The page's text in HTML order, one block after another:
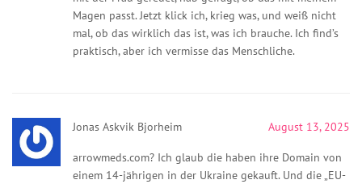
Magen passt. Jetzt klick ich, krieg was, und weiß nicht
mal, ob das wirklich das ist, was ich brauche. Ich find’s
praktisch, aber ich vermisse das Menschliche.
Jonas Askvik Bjorheim August 13, 2025
arrowmeds.com? Ich glaub die haben ihre Domain von
einem 14-jährigen in der Ukraine gekauft. Und die „EU-